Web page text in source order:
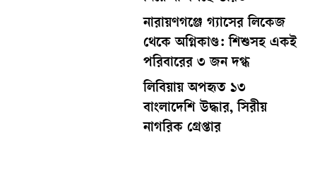
নারায়ণগঞ্জে গ্যাসের লিকেজ
থেকে অগ্নিকাণ্ড: শিশুসহ একই
পরিবারের ৩ জন দগ্ধ
লিবিয়ায় অপহৃত ১৩
বাংলাদেশি উদ্ধার, সিরীয়
নাগরিক গ্রেপ্তার